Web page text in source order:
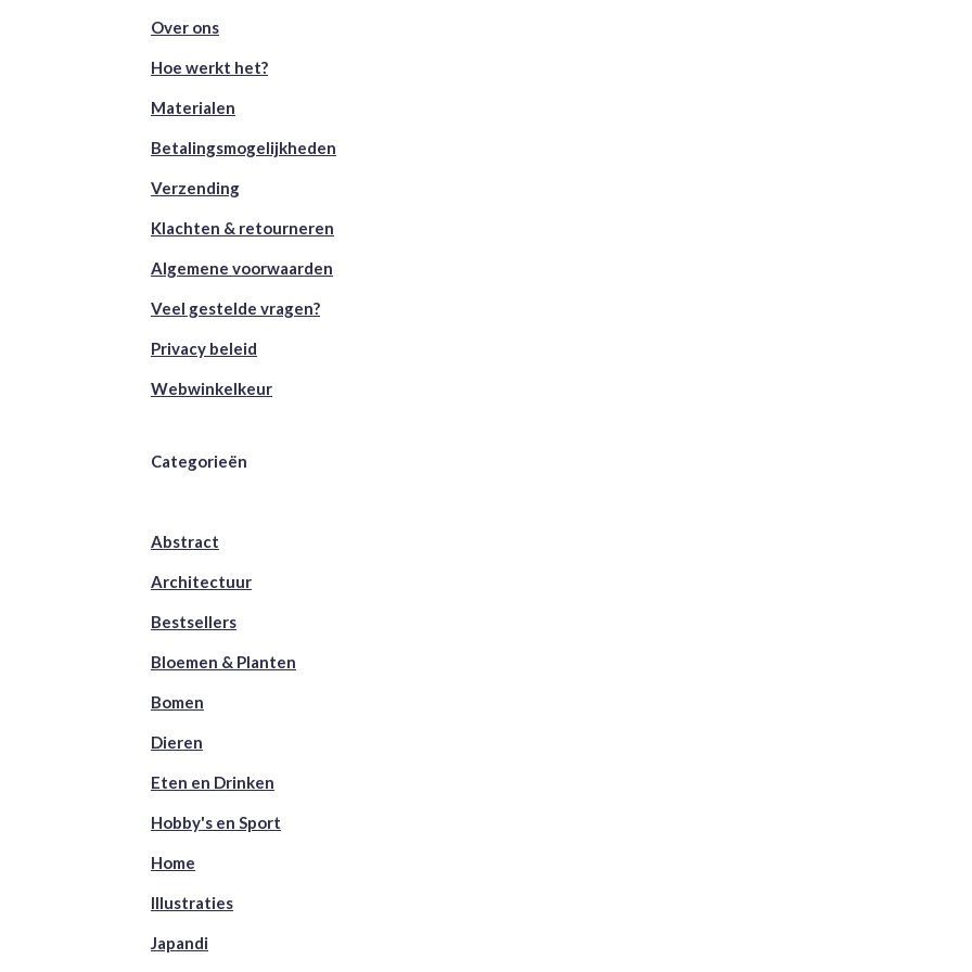
Over ons
Hoe werkt het?
Materialen
Betalingsmogelijkheden
Verzending
Klachten & retourneren
Algemene voorwaarden
Veel gestelde vragen?
Privacy beleid
Webwinkelkeur
Categorieën
Abstract
Architectuur
Bestsellers
Bloemen & Planten
Bomen
Dieren
Eten en Drinken
Hobby's en Sport
Home
Illustraties
Japandi